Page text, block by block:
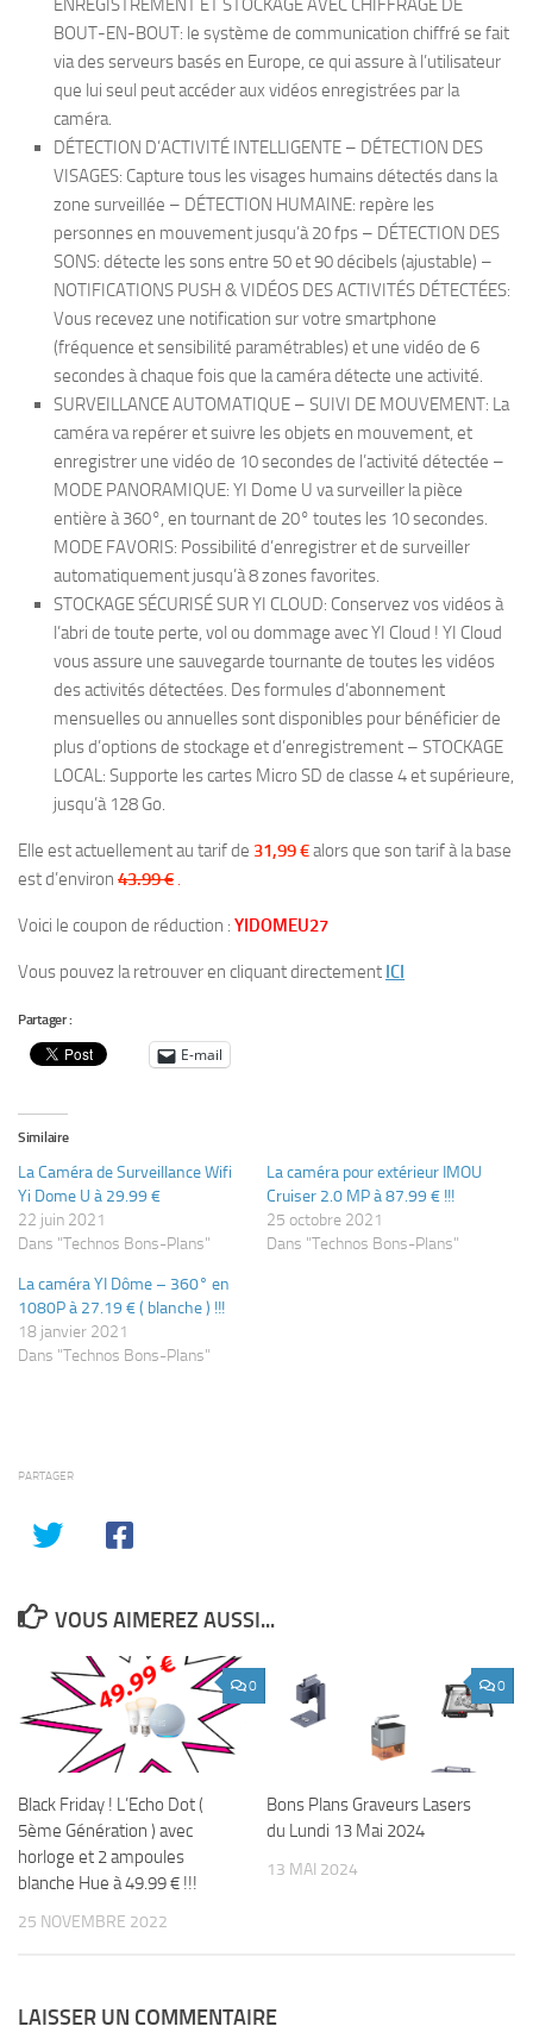
ENREGISTREMENT ET STOCKAGE AVEC CHIFFRAGE DE
BOUT-EN-BOUT: le système de communication chiffré se fait
via des serveurs basés en Europe, ce qui assure à l’utilisateur
que lui seul peut accéder aux vidéos enregistrées par la
caméra.
DÉTECTION D’ACTIVITÉ INTELLIGENTE – DÉTECTION DES
VISAGES: Capture tous les visages humains détectés dans la
zone surveillée – DÉTECTION HUMAINE: repère les
personnes en mouvement jusqu’à 20 fps – DÉTECTION DES
SONS: détecte les sons entre 50 et 90 décibels (ajustable) –
NOTIFICATIONS PUSH & VIDÉOS DES ACTIVITÉS DÉTECTÉES:
Vous recevez une notification sur votre smartphone
(fréquence et sensibilité paramétrables) et une vidéo de 6
secondes à chaque fois que la caméra détecte une activité.
SURVEILLANCE AUTOMATIQUE – SUIVI DE MOUVEMENT: La
caméra va repérer et suivre les objets en mouvement, et
enregistrer une vidéo de 10 secondes de l’activité détectée –
MODE PANORAMIQUE: YI Dome U va surveiller la pièce
entière à 360°, en tournant de 20° toutes les 10 secondes.
MODE FAVORIS: Possibilité d’enregistrer et de surveiller
automatiquement jusqu’à 8 zones favorites.
STOCKAGE SÉCURISÉ SUR YI CLOUD: Conservez vos vidéos à
l’abri de toute perte, vol ou dommage avec YI Cloud ! YI Cloud
vous assure une sauvegarde tournante de toutes les vidéos
des activités détectées. Des formules d’abonnement
mensuelles ou annuelles sont disponibles pour bénéficier de
plus d’options de stockage et d’enregistrement – STOCKAGE
LOCAL: Supporte les cartes Micro SD de classe 4 et supérieure,
jusqu’à 128 Go.
Elle est actuellement au tarif de 31,99€alors que son tarif à la base
est d’environ 43.99 € .
Voici le coupon de réduction : YIDOMEU27
Vous pouvez la retrouver en cliquant directement ICI
Partager :
E-mail
Similaire
La Caméra de Surveillance Wifi
Yi Dome U à 29.99 €
22 juin 2021
Dans "Technos Bons-Plans"
La caméra pour extérieur IMOU
Cruiser 2.0 MP à 87.99 € !!!
25 octobre 2021
Dans "Technos Bons-Plans"
La caméra YI Dôme – 360° en
1080P à 27.19 € ( blanche ) !!!
18 janvier 2021
Dans "Technos Bons-Plans"
PARTAGER
VOUS AIMEREZ AUSSI...
0
Black Friday ! L’Echo Dot (
5ème Génération ) avec
horloge et 2 ampoules
blanche Hue à 49.99 € !!!
25 NOVEMBRE 2022
0
Bons Plans Graveurs Lasers
du Lundi 13 Mai 2024
13 MAI 2024
LAISSER UN COMMENTAIRE